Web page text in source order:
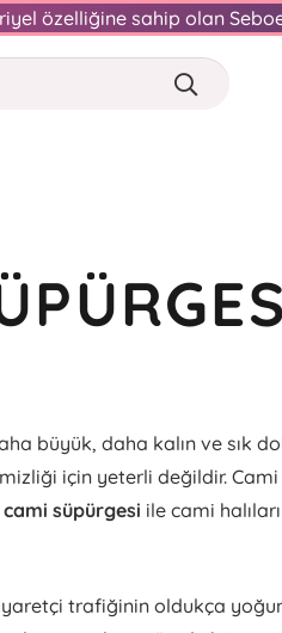
özelliğine sahip olan
büyük, daha kalın ve sık
için yeterli değildir. Cami
cami süpürgesi ile cami halıları
trafiğinin oldukça